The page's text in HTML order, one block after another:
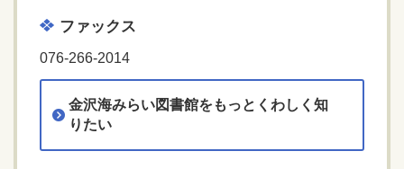
ファックス
076-266-2014
金沢海みらい図書館をもっとくわしく知
りたい